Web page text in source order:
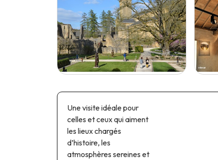
Une visite idéale pour
celles et ceux qui aiment
les lieux chargés
d’histoire, les
atmosphères sereines et